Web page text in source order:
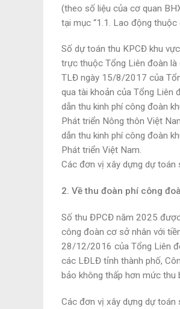
(theo số liệu của cơ quan
tại mục “1.1. Lao động thuộc
Số dự toán thu KPCĐ khu
trực thuộc Tổng Liên đoàn
TLĐ ngày 15/8/2017 của
qua tài khoản của Tổng
dẫn thu kinh phí công đoàn
Phát triển Nông thôn Việt
dẫn thu kinh phí công đoàn
Phát triển Việt Nam.
Các đơn vị xây dựng dự
2. Về thu đoàn phí công
Số thu ĐPCĐ năm 2025
công đoàn cơ sở nhân với
28/12/2016 của Tổng Liên
các LĐLĐ tỉnh thành phố,
bảo không thấp hơn mức
Các đơn vị xây dựng dự